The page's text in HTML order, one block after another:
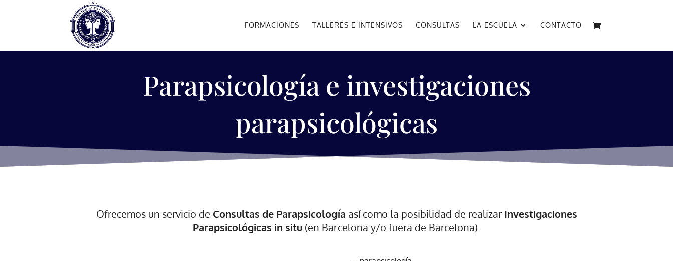
FORMACIONES TALLERES E INTENSIVOS CONSULTAS LA ESCUELA CONTACTO
Parapsicología e investigaciones
parapsicológicas
Ofrecemos un servicio de Consultas de Parapsicología así como la posibilidad de realizar Investigaciones
Parapsicológicas in situ (en Barcelona y/o fuera de Barcelona).